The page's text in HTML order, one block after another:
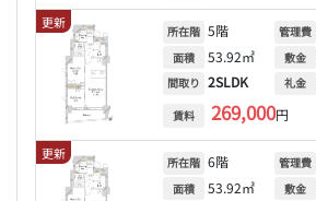
更新
所在階 5階
面積 53.92㎡
間取り 2SLDK
賃料 269,000円
管理費
敷金
礼金
更新
所在階 6階
面積 53.92㎡
管理費
敷金